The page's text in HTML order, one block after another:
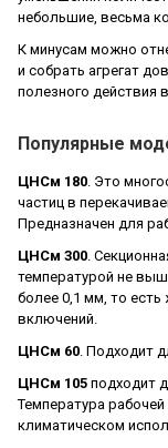
небольшие, весьма
К минусам можно
и собрать агрегат
полезного действия
Популярные
ЦНСм 180 . Это
частиц в
Предназначен для
ЦНСм 300 .
температурой не
более 0,1 мм, то
включений.
ЦНСм 60 . Подходит
ЦНСм 105 подходит
Температура
климатическом